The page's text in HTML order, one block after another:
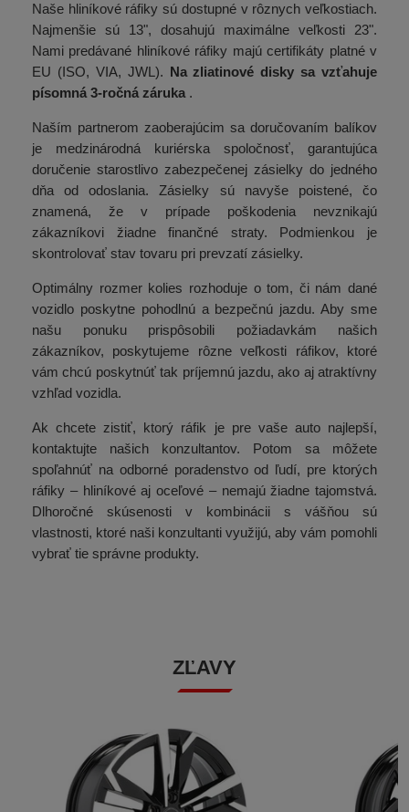
Naše hliníkové ráfiky sú dostupné v rôznych veľkostiach.
Najmenšie sú 13", dosahujú maximálne veľkosti 23".
Nami predávané hliníkové ráfiky majú certifikáty platné v
EU (ISO, VIA, JWL). Na zliatinové disky sa vzťahuje
písomná 3-ročná záruka .
Naším partnerom zaoberajúcim sa doručovaním balíkov
je medzinárodná kuriérska spoločnosť, garantujúca
doručenie starostlivo zabezpečenej zásielky do jedného
dňa od odoslania. Zásielky sú navyše poistené, čo
znamená, že v prípade poškodenia nevznikajú
zákazníkovi žiadne finančné straty. Podmienkou je
skontrolovať stav tovaru pri prevzatí zásielky.
Optimálny rozmer kolies rozhoduje o tom, či nám dané
vozidlo poskytne pohodlnú a bezpečnú jazdu. Aby sme
našu ponuku prispôsobili požiadavkám našich
zákazníkov, poskytujeme rôzne veľkosti ráfikov, ktoré
vám chcú poskytnúť tak príjemnú jazdu, ako aj atraktívny
vzhľad vozidla.
Ak chcete zistiť, ktorý ráfik je pre vaše auto najlepší,
kontaktujte našich konzultantov. Potom sa môžete
spoľahnúť na odborné poradenstvo od ľudí, pre ktorých
ráfiky – hliníkové aj oceľové – nemajú žiadne tajomstvá.
Dlhoročné skúsenosti v kombinácii s vášňou sú
vlastnosti, ktoré naši konzultanti využijú, aby vám pomohli
vybrať tie správne produkty.
ZĽAVY